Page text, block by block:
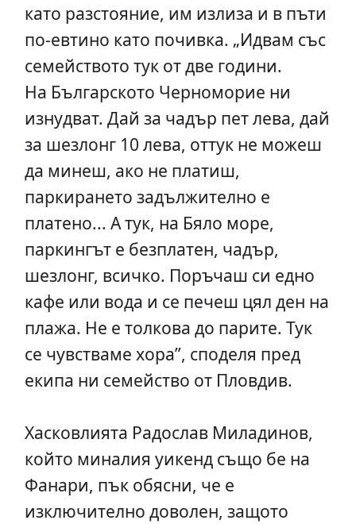
като разстояние, им излиза и в пъти
по-евтино като почивка. „Идвам със
семейството тук от две години.
На Българското Черноморие ни
изнудват. Дай за чадър пет лева, дай
за шезлонг 10 лева, оттук не можеш
да минеш, ако не платиш,
паркирането задължително е
платено... А тук, на Бяло море,
паркингът е безплатен, чадър,
шезлонг, всичко. Поръчаш си едно
кафе или вода и се печеш цял ден на
плажа. Не е толкова до парите. Тук
се чувстваме хора”, споделя пред
екипа ни семейство от Пловдив.
Хасковлията Радослав Миладинов,
който миналия уикенд също бе на
Фанари, пък обясни, че е
изключително доволен, защото